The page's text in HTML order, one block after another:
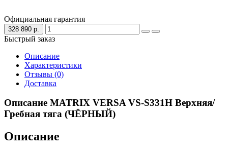
Официальная гарантия
328 890 р.
Быстрый заказ
Описание
Характеристики
Отзывы (0)
Доставка
Описание MATRIX VERSA VS-S331H Верхняя/
Гребная тяга (ЧЁРНЫЙ)
Описание